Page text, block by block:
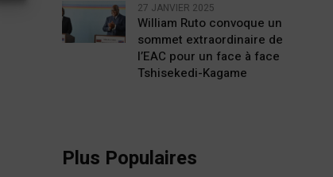
27 JANVIER 2025
William Ruto convoque un
sommet extraordinaire de
l’EAC pour un face à face
Tshisekedi-Kagame
Plus Populaires